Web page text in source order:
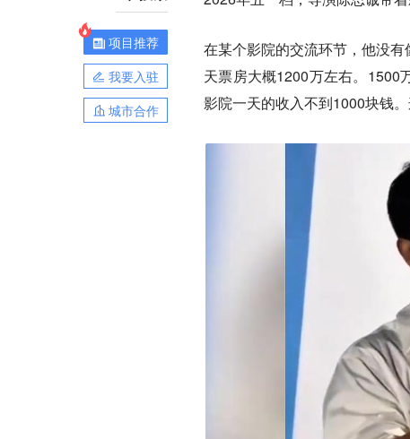
项目推荐
我要入驻
城市合作
在某个影院的交流环节，他没
天票房大概1200万左右。1500
影院一天的收入不到1000块钱